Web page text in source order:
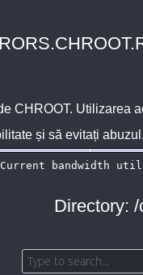
CHROOT. Utilizarea
și să evitați abuzul.
Directory: